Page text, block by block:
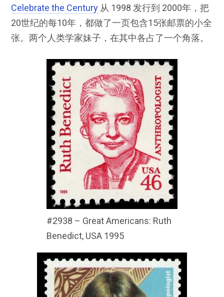
Celebrate the Century从 1998 发行到 2000年，把
20世纪的每10年，都做了一页包含15张邮票的小全
张。两个人类学家妹子，在其中各占了一个角落。
#2938 – Great Americans: Ruth
Benedict, USA 1995